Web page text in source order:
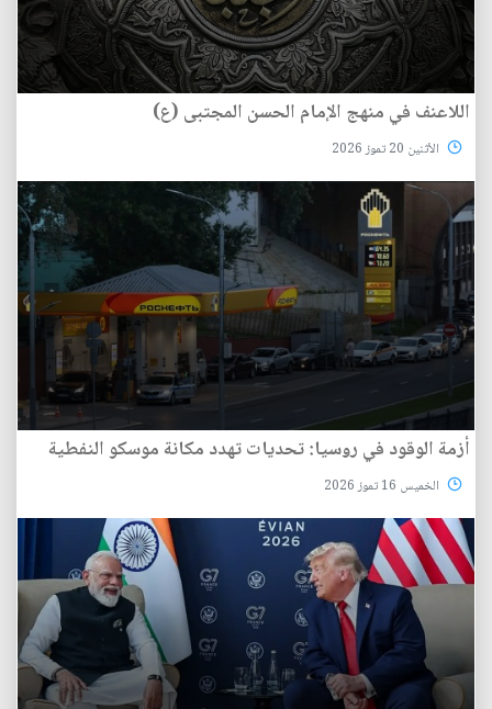
اللاعنف في منهج الإمام الحسن المجتبى (ع)
الأثنين 20 تموز 2026
أزمة الوقود في روسيا: تحديات تهدد مكانة موسكو النفطية
الخميس 16 تموز 2026